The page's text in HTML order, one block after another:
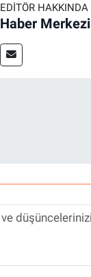
EDITÖR HAKKINDA
Haber Merkezi